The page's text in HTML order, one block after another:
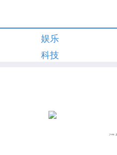
娱乐
科技